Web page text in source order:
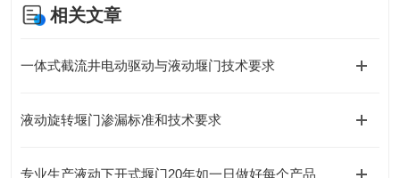
相关文章
一体式截流井电动驱动与液动堰门技术要求
液动旋转堰门渗漏标准和技术要求
专业生产液动下开式堰门20年如一日做好每个产品